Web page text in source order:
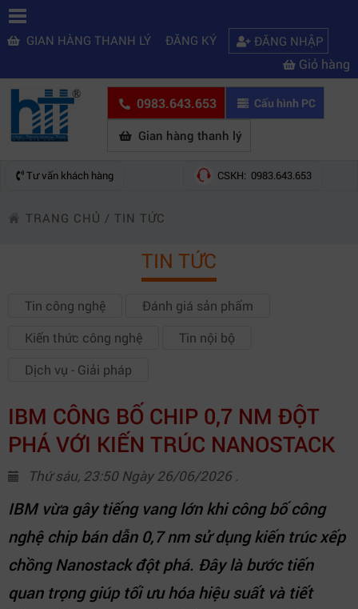
GIAN HÀNG THANH LÝ ĐĂNG KÝ ĐĂNG NHẬP
Giỏ hàng
0983.643.653 Cấu hình PC
Gian hàng thanh lý
Tư vấn khách hàng CSKH: 0983.643.653
TRANG CHỦ / TIN TỨC
TIN TỨC
Tin công nghệ
Đánh giá sản phẩm
Kiến thức công nghệ
Tin nội bộ
Dịch vụ - Giải pháp
IBM CÔNG BỐ CHIP 0,7 NM ĐỘT
PHÁ VỚI KIẾN TRÚC NANOSTACK
Thứ sáu, 23:50 Ngày 26/06/2026 .
IBM vừa gây tiếng vang lớn khi công bố công
nghệ chip bán dẫn 0,7 nm sử dụng kiến trúc xếp
chồng Nanostack đột phá. Đây là bước tiến
quan trọng giúp tối ưu hóa hiệu suất và tiết